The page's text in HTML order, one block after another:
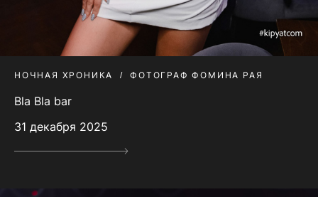
НОЧНАЯ ХРОНИКА ФОТОГРАФ ФОМИНА РАЯ
Bla Bla bar
31 декабря 2025